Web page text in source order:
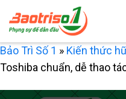
qua
nội
dung
Bảo Trì Số 1 » Kiến thức
Toshiba chuẩn, dễ thao